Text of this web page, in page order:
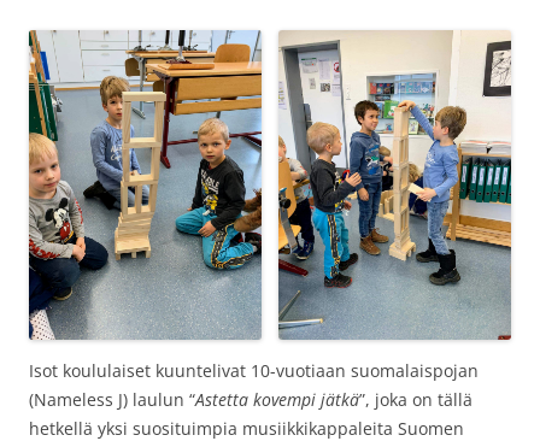
Isot koululaiset kuuntelivat 10-vuotiaan suomalaispojan
(Nameless J) laulun “Astetta kovempi jätkä”, joka on tällä
hetkellä yksi suosituimpia musiikkikappaleita Suomen